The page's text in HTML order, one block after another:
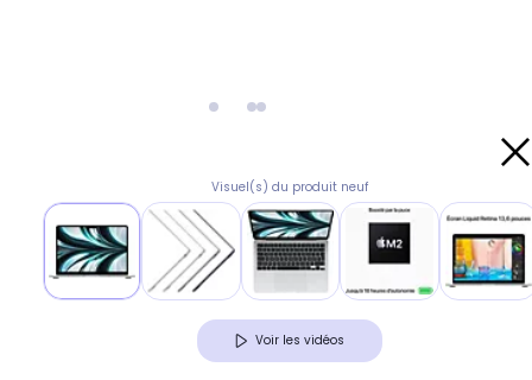
Visuel(s) du produit neuf
Voir les vidéos